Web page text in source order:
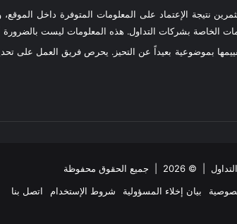
نتيجة الإعتماد على المعلومات المتوفرة داخل الموقع،
الخاصة بشركات التداول. هذه المعلومات ليست بالضرورة
بموضوعية بعيداً عن التحيز. يحرص فريق العمل على
| © 2026 | جميع الحقوق محفوظة
بيان إخلاء المسؤولية شروط الإستخدام
اتصل بنا